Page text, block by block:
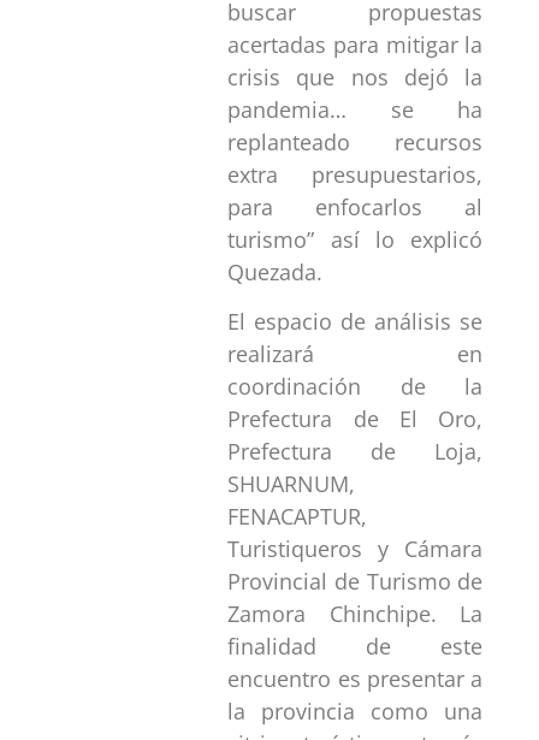
buscar propuestas
acertadas para mitigar la
crisis que nos dejó la
pandemia… se ha
replanteado recursos
extra presupuestarios,
para enfocarlos al
turismo” así lo explicó
Quezada.
El espacio de análisis se
realizará en
coordinación de la
Prefectura de El Oro,
Prefectura de Loja,
SHUARNUM,
FENACAPTUR,
Turistiqueros y Cámara
Provincial de Turismo de
Zamora Chinchipe. La
finalidad de este
encuentro es presentar a
la provincia como una